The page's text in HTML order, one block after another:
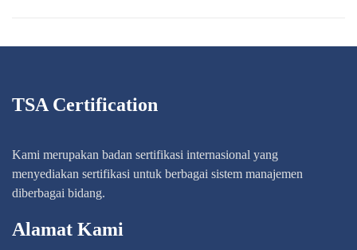
TSA Certification
Kami merupakan badan sertifikasi internasional yang
menyediakan sertifikasi untuk berbagai sistem manajemen
diberbagai bidang.
Alamat Kami